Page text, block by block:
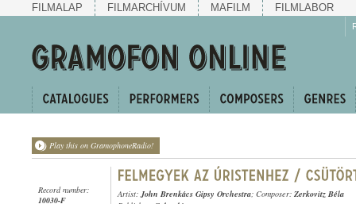
FILMALAP FILMARCHÍVUM MAFILM FILMLABOR
Play this on GramophoneRadio!
Record number:
10030-F
Artist:John Brenkács Gipsy Orchestra; Composer: Zerkovitz Béla